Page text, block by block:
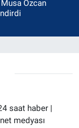
Özcan
saat haber |
medyası